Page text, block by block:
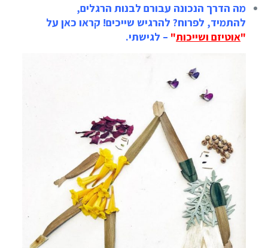
מה הדרך הנכונה עבורם לבנות הרגלים,
להתמיד, לפרוח? להרגיש שייכים! קראו כאן על
"אוטיזם ושייכות" – לגישתי.